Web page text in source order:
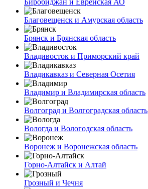
Биробиджан и Еврейская АО
Благовещенск и Амурская область
Брянск и Брянская область
Владивосток и Приморский край
Владикавказ и Северная Осетия
Владимир и Владимирская область
Волгоград и Волгоградская область
Вологда и Вологодская область
Воронеж и Воронежская область
Горно-Алтайск и Алтай
Грозный и Чечня